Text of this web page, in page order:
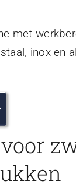
met
inox en